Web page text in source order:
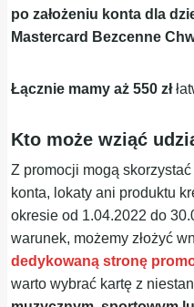
po założeniu konta dla
Mastercard Bezcenne
Łącznie mamy aż 550 zł
Kto może wziąć
Z promocji mogą
konta, lokaty ani produktu
okresie od 1.04.2022 do
warunek, możemy złożyć
dedykowaną stronę
warto wybrać kartę z